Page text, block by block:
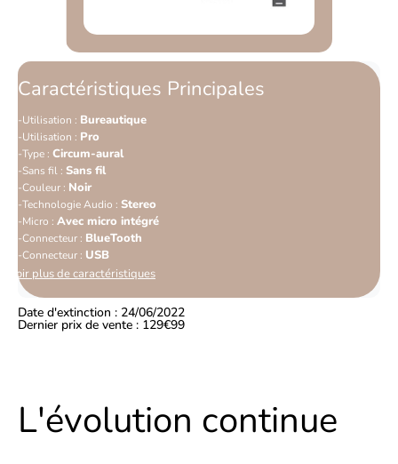
Caractéristiques Principales
Utilisation : Bureautique
Utilisation : Pro
Type : Circum-aural
Sans fil : Sans fil
Couleur : Noir
Technologie Audio : Stereo
Micro : Avec micro intégré
Connecteur : BlueTooth
Connecteur : USB
Voir plus de caractéristiques
Date d'extinction : 24/06/2022
Dernier prix de vente : 129€99
L'évolution continue